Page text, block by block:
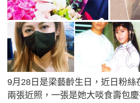
9月28日是梁藝齡生日，近日粉絲
兩張近照，一張是她大啖食壽包